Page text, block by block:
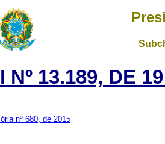
Nº 13.189, DE
nº 680, de 2015